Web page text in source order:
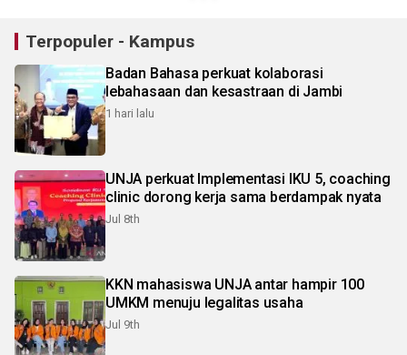
Terpopuler - Kampus
Badan Bahasa perkuat kolaborasi
lebahasaan dan kesastraan di Jambi
1 hari lalu
UNJA perkuat Implementasi IKU 5, coaching
clinic dorong kerja sama berdampak nyata
Jul 8th
KKN mahasiswa UNJA antar hampir 100
UMKM menuju legalitas usaha
Jul 9th